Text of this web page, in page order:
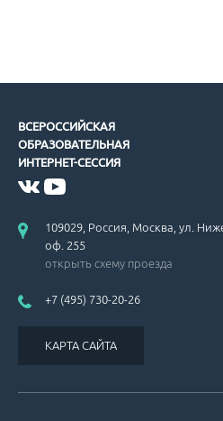
ВСЕРОССИЙСКАЯ
ОБРАЗОВАТЕЛЬНАЯ
ИНТЕРНЕТ-СЕССИЯ
109029, Россия, Москва, ул.
оф. 255
открыть схему проезда
+7 (495) 730-20-26
КАРТА САЙТА